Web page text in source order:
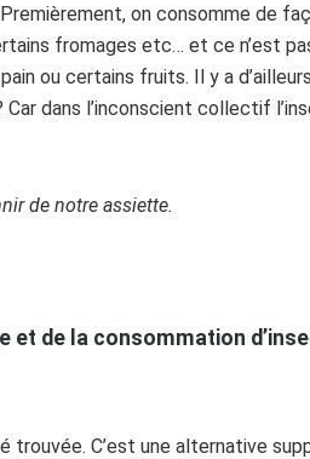
on consomme de
fromages etc… et ce n’est
ou certains fruits. Il y a
dans l’inconscient collectif
de notre assiette.
et de la consommation
trouvée. C’est une alternative